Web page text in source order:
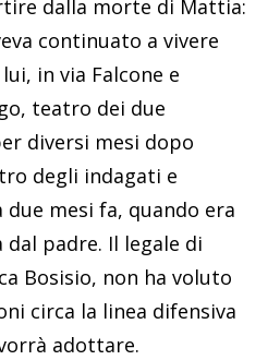
dalla morte di Mattia:
continuato a vivere
in via Falcone e
teatro dei due
diversi mesi dopo
degli indagati e
mesi fa, quando era
padre. Il legale di
Bosisio, non ha voluto
circa la linea difensiva
adottare.